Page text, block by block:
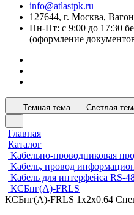
info@atlastpk.ru
127644, г. Москва,
Пн-Пт: с 9:00 до 17:30
(оформление
Темная тема Светлая
Главная
Каталог
Кабельно-проводниковая
Кабель, провод
Кабель для интерфейса RS-
КСБнг(А)-FRLS
КСБнг(А)-FRLS 1х2х0.64